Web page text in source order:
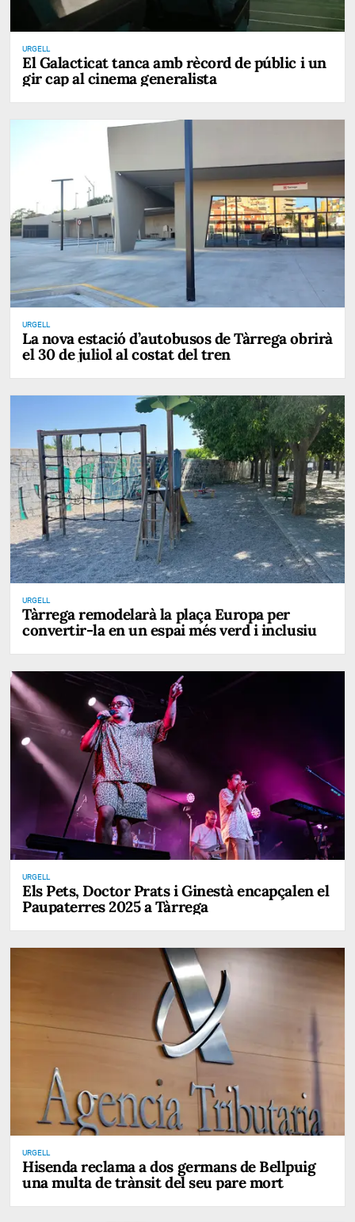
URGELL
El Galacticat tanca amb rècord de públic i un
gir cap al cinema generalista
URGELL
La nova estació d’autobusos de Tàrrega obrirà
el 30 de juliol al costat del tren
URGELL
Tàrrega remodelarà la plaça Europa per
convertir-la en un espai més verd i inclusiu
URGELL
Els Pets, Doctor Prats i Ginestà encapçalen el
Paupaterres 2025 a Tàrrega
URGELL
Hisenda reclama a dos germans de Bellpuig
una multa de trànsit del seu pare mort